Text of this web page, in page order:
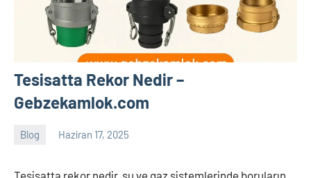
Tesisatta Rekor Nedir –
Gebzekamlok.com
Blog Haziran 17, 2025
Tukav
Yorum
Tesisatta rekor nedir, su ve gaz sistemlerinde boruların